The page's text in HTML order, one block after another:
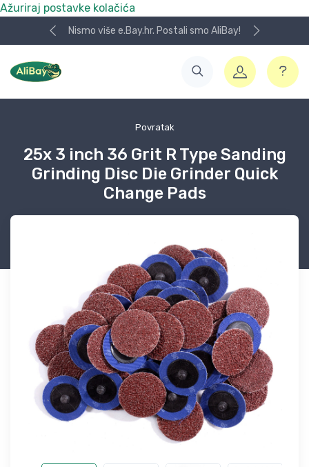
Ažuriraj postavke kolačića
Nismo više e.Bay.hr. Postali smo AliBay!
Povratak
25x 3 inch 36 Grit R Type Sanding
Grinding Disc Die Grinder Quick
Change Pads